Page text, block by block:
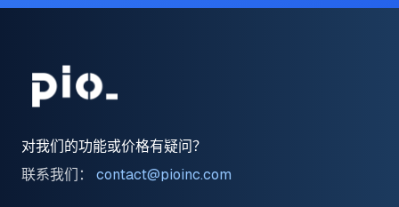
对我们的功能或价格有疑问？
联系我们：
contact@pioinc.com